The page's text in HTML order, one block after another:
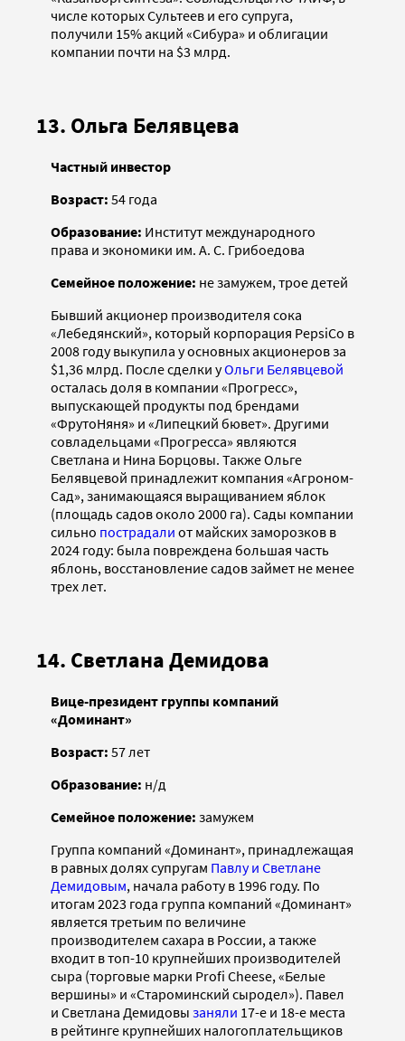
числе которых Сультеев и его супруга,
получили 15% акций «Сибура» и облигации
компании почти на $3 млрд.
13. Ольга Белявцева
Частный инвестор
Возраст: 54 года
Образование: Институт международного
права и экономики им. А. С. Грибоедова
Семейное положение: не замужем, трое детей
Бывший акционер производителя сока
«Лебедянский», который корпорация PepsiСo в
2008 году выкупила у основных акционеров за
$1,36 млрд. После сделки уОльги Белявцевой
осталась доля в компании «Прогресс»,
выпускающей продукты под брендами
«ФрутоНяня» и «Липецкий бювет». Другими
совладельцами «Прогресса» являются
Светлана и Нина Борцовы. Также Ольге
Белявцевой принадлежит компания «Агроном-
Сад», занимающаяся выращиванием яблок
(площадь садов около 2000 га). Сады компании
сильно пострадали от майских заморозков в
2024 году: была повреждена большая часть
яблонь, восстановление садов займет не менее
трех лет.
14. Светлана Демидова
Вице-президент группы компаний
«Доминант»
Возраст: 57 лет
Образование: н/д
Семейное положение: замужем
Группа компаний «Доминант», принадлежащая
в равных долях супругам Павлу и Светлане
Демидовым, начала работу в 1996 году. По
итогам 2023 года группа компаний «Доминант»
является третьим по величине
производителем сахара в России, а также
входит в топ-10 крупнейших производителей
сыра (торговые марки Profi Cheese, «Белые
вершины» и «Староминский сыродел»). Павел
и Светлана Демидовы заняли 17-е и 18-е места
в рейтинге крупнейших налогоплательщиков